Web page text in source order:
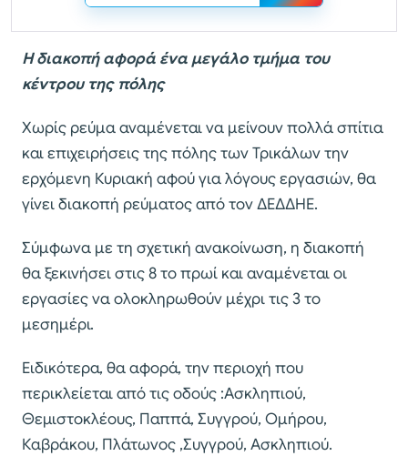
Η διακοπή αφορά ένα μεγάλο τμήμα του
κέντρου της πόλης
Χωρίς ρεύμα αναμένεται να μείνουν πολλά σπίτια
και επιχειρήσεις της πόλης των Τρικάλων την
ερχόμενη Κυριακή αφού για λόγους εργασιών, θα
γίνει διακοπή ρεύματος από τον ΔΕΔΔΗΕ.
Σύμφωνα με τη σχετική ανακοίνωση, η διακοπή
θα ξεκινήσει στις 8 το πρωί και αναμένεται οι
εργασίες να ολοκληρωθούν μέχρι τις 3 το
μεσημέρι.
Ειδικότερα, θα αφορά, την περιοχή που
περικλείεται από τις οδούς :Ασκληπιού,
Θεμιστοκλέους, Παππά, Συγγρού, Ομήρου,
Καβράκου, Πλάτωνος ,Συγγρού, Ασκληπιού.